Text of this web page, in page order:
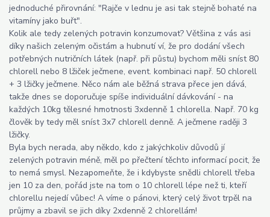
jednoduché přirovnání: "Rajče v lednu je asi tak stejně bohaté na
vitamíny jako buřt".
Kolik ale tedy zelených potravin konzumovat? Většina z vás asi
díky našich zeleným očistám a hubnutí ví, že pro dodání všech
potřebných nutričních látek (např. při půstu) bychom měli sníst 80
chlorell nebo 8 lžiček ječmene, event. kombinaci např. 50 chlorell
+ 3 lžičky ječmene. Něco nám ale běžná strava přece jen dává,
takže dnes se doporučuje spíše individuální dávkování - na
každých 10kg tělesné hmotnosti 3xdenně 1 chlorella. Např. 70 kg
člověk by tedy měl sníst 3x7 chlorell denně. A ječmene raději 3
lžičky.
Byla bych nerada, aby někdo, kdo z jakýchkoliv důvodů jí
zelených potravin méně, měl po přečtení těchto informací pocit, že
to nemá smysl. Nezapomeňte, že i kdybyste snědli chlorell třeba
jen 10 za den, pořád jste na tom o 10 chlorell lépe než ti, kteří
chlorellu nejedí vůbec! A víme o pánovi, který celý život trpěl na
průjmy a zbavil se jich díky 2xdenně 2 chlorellám!